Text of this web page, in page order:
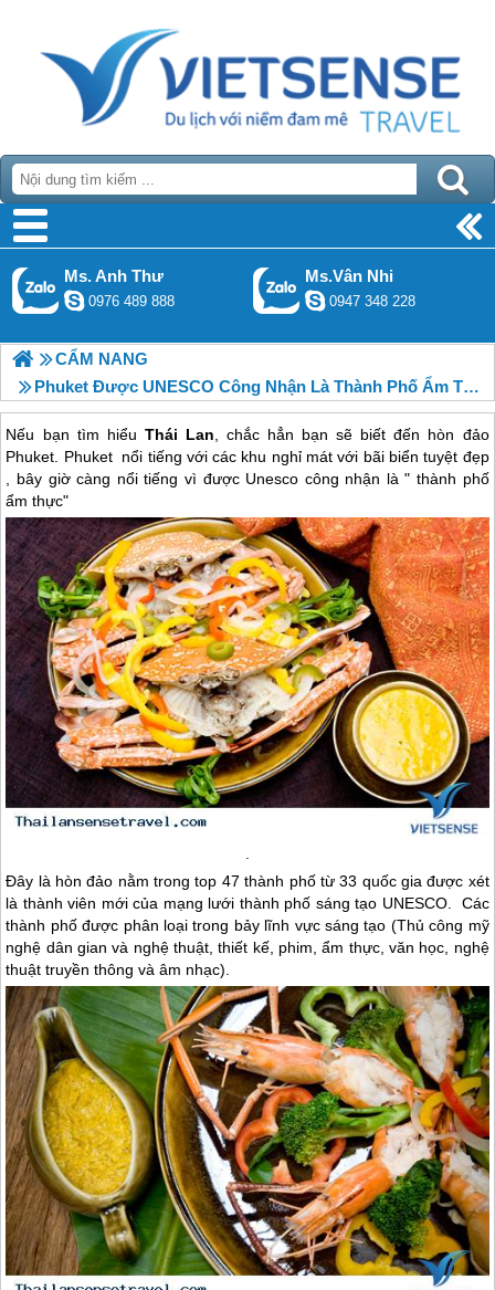
Ms. Anh Thư
0976 489 888
Ms.Vân Nhi
0947 348 228
CẨM NANG
Phuket Được UNESCO Công Nhận Là Thành Phố Ẩm Thực
Nếu bạn tìm hiểu Thái Lan, chắc hẳn bạn sẽ biết đến hòn đảo
Phuket. Phuket nổi tiếng với các khu nghỉ mát với bãi biển tuyệt đẹp
, bây giờ càng nổi tiếng vì được Unesco công nhận là " thành phố
ẩm thực"
Đây là hòn đảo nằm trong top 47 thành phố từ 33 quốc gia được xét
là thành viên mới của mạng lưới thành phố sáng tạo UNESCO. Các
thành phố được phân loại trong bảy lĩnh vực sáng tạo (Thủ công mỹ
nghệ dân gian và nghệ thuật, thiết kế, phim, ẩm thực, văn học, nghệ
thuật truyền thông và âm nhạc).